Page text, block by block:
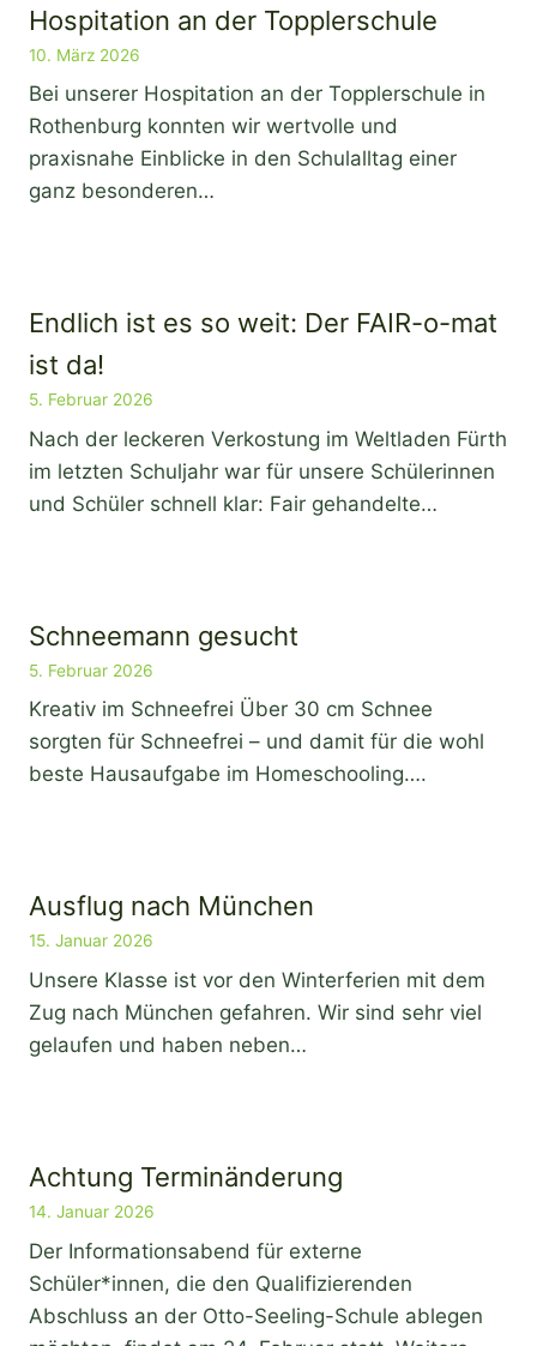
Hospitation an der Topplerschule
10. März 2026
Bei unserer Hospitation an der Topplerschule in
Rothenburg konnten wir wertvolle und
praxisnahe Einblicke in den Schulalltag einer
ganz besonderen…
Endlich ist es so weit: Der FAIR-o-mat
ist da!
5. Februar 2026
Nach der leckeren Verkostung im Weltladen Fürth
im letzten Schuljahr war für unsere Schülerinnen
und Schüler schnell klar: Fair gehandelte…
Schneemann gesucht
5. Februar 2026
Kreativ im Schneefrei Über 30 cm Schnee
sorgten für Schneefrei – und damit für die wohl
beste Hausaufgabe im Homeschooling….
Ausflug nach München
15. Januar 2026
Unsere Klasse ist vor den Winterferien mit dem
Zug nach München gefahren. Wir sind sehr viel
gelaufen und haben neben…
Achtung Terminänderung
14. Januar 2026
Der Informationsabend für externe
Schüler*innen, die den Qualifizierenden
Abschluss an der Otto-Seeling-Schule ablegen